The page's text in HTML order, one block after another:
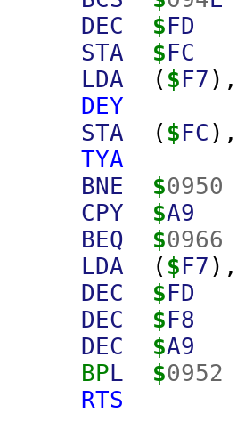
DEC $FD
STA $FC
LDA ( $F7
DEY
STA ( $FC
TYA
BNE $0950
CPY $A9
BEQ $0966
LDA ( $F7
DEC $FD
DEC $F8
DEC $A9
BPL $0952
RTS